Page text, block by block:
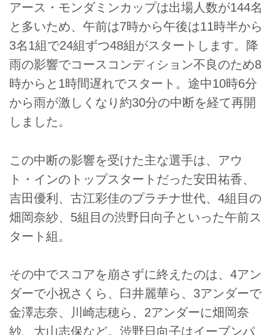
アース・モンダミンカップは出場人数が144名
と多いため、午前は7時から午後は11時半から
3名1組で24組ずつ48組がスタートします。降
雨の影響でコースコンディション不良のため8
時からと1時間遅れでスタート。途中10時6分
から雨が激しくなり約30分の中断を経て再開
しました。
この中断の影響を受けた主な選手は、アウ
ト・インのトップスタートだった安田祐香、
吉田優利、古江彩佳のプラチナ世代、4組目の
畑岡奈紗、5組目の渋野日向子といった午前ス
タート組。
その中でスコアを崩さずに終えたのは、4アン
ダーで小祝さくら、臼井麗華ら、3アンダーで
金澤志奈、川崎志穂ら、2アンダーに畑岡奈
紗、大山志保など。渋野日向子はイーブンパ